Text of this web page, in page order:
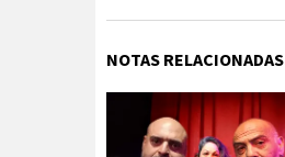
NOTAS RELACIONADAS